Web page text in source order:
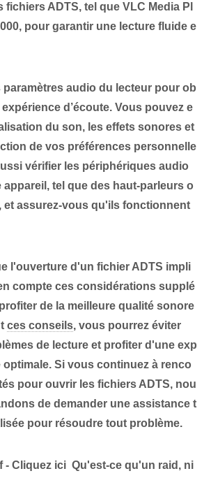
fichiers ADTS,⁤ tel que VLC Media⁣ Pl
pour garantir⁢ une lecture fluide e
paramètres audio du lecteur pour ob
d’écoute. Vous pouvez e
du son, les effets sonores et
de vos préférences personnelle
vérifier les périphériques audio
tel que des haut-parleurs o
et assurez-vous qu'ils fonctionnent
l'ouverture d'un fichier ADTS impli
compte ces considérations supplé
de la meilleure qualité sonore
ces conseils, vous pourrez ⁤éviter
de lecture et profiter d'une exp
Si vous continuez à renco
pour ouvrir les fichiers ⁢ADTS, nou
de demander une assistance t
pour résoudre tout problème.
- Cliquez ici Qu'est-ce qu'un raid, ni